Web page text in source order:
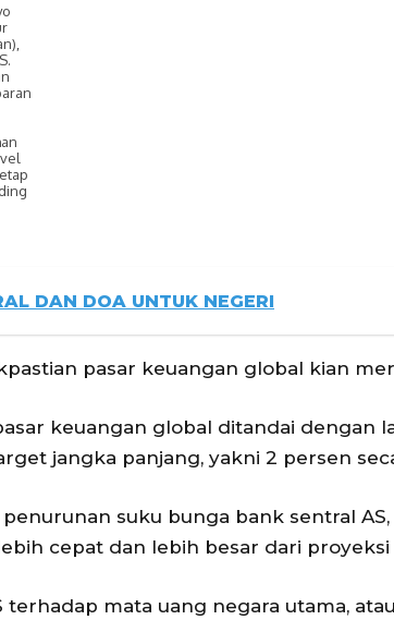
DAN DOA UNTUK NEGERI
pasar keuangan global kian
keuangan global ditandai dengan
jangka panjang, yakni 2 persen
suku bunga bank sentral
cepat dan lebih besar dari proyeksi
terhadap mata uang negara utama,